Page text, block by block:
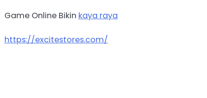
Game Online Bikin kaya raya
https://excitestores.com/